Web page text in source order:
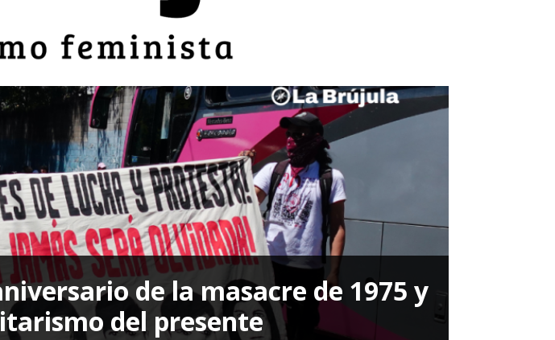
para 2027
ACTUALIDAD
de la masacre de 1975 y
del presente